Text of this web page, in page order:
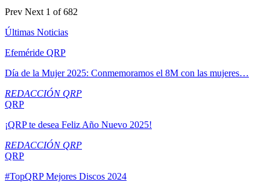
Prev Next 1 of 682
Últimas Noticias
Efeméride QRP
Día de la Mujer 2025: Conmemoramos el 8M con las mujeres…
REDACCIÓN QRP
QRP
¡QRP te desea Feliz Año Nuevo 2025!
REDACCIÓN QRP
QRP
#TopQRP Mejores Discos 2024